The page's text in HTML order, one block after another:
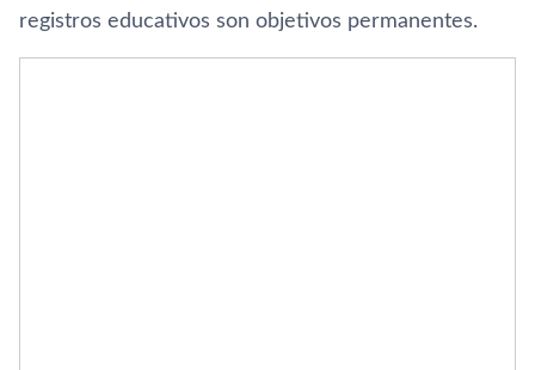
registros educativos son objetivos permanentes.